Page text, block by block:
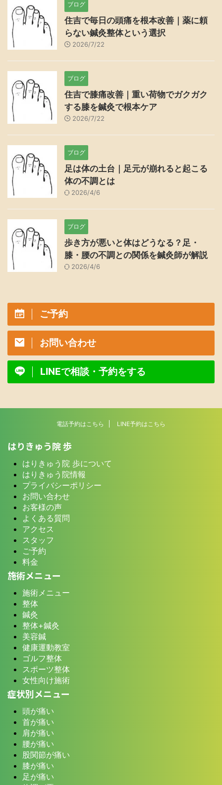
ブログ
住吉で毎日の頭痛を根本改善｜薬に頼
らない鍼灸整体という選択
2026/7/22
ブログ
住吉で膝痛改善｜重い荷物でガクガク
する膝を鍼灸で根本ケア
2026/7/22
ブログ
足は体の土台｜足元が崩れると起こる
体の不調とは
2026/4/6
ブログ
歩き方が悪いと体はどうなる？足・
膝・腰の不調との関係を鍼灸師が解説
2026/4/6
ご予約
お問い合わせ
LINEで相談・予約をする
電話予約はこちら LINE予約はこちら
はりきゅう院 歩
はりきゅう院 歩について
はりきゅう院情報
プライバシーポリシー
お問い合わせ
お客様の声
よくある質問
アクセス
スタッフ
ご予約
料金
施術メニュー
施術メニュー
整体
鍼灸
整体+鍼灸
美容鍼
健康運動教室
ゴルフ整体
スポーツ整体
女性向け施術
症状別メニュー
頭が痛い
首が痛い
肩が痛い
腰が痛い
股関節が痛い
膝が痛い
足が痛い